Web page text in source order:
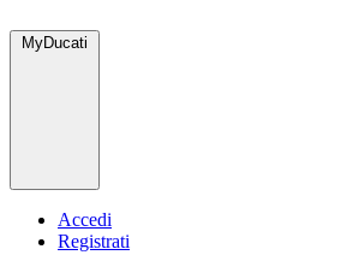
MyDucati
Accedi
Registrati